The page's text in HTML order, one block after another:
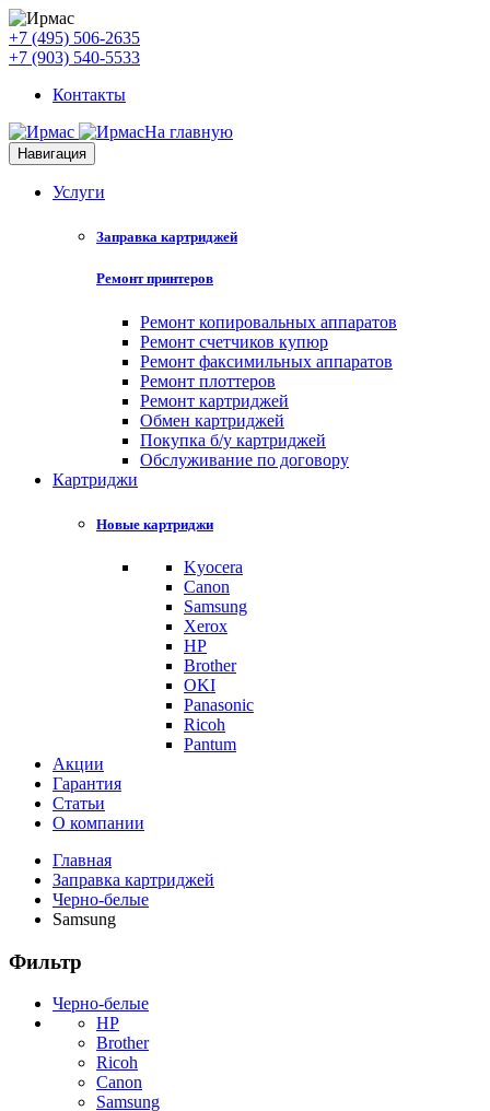
+7 (495) 506-2635
+7 (903) 540-5533
Контакты
На главную
Навигация
Услуги
Заправка картриджей
Ремонт принтеров
Ремонт копировальных аппаратов
Ремонт счетчиков купюр
Ремонт факсимильных аппаратов
Ремонт плоттеров
Ремонт картриджей
Обмен картриджей
Покупка б/у картриджей
Обслуживание по договору
Картриджи
Новые картриджи
Kyocera
Canon
Samsung
Xerox
HP
Brother
OKI
Panasonic
Ricoh
Pantum
Акции
Гарантия
Статьи
О компании
Главная
Заправка картриджей
Черно-белые
Samsung
Фильтр
Черно-белые
HP
Brother
Ricoh
Canon
Samsung